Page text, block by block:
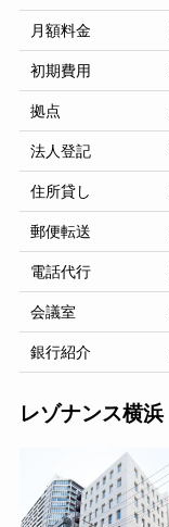
月額料金
初期費用
拠点
法人登記
住所貸し
郵便転送
電話代行
会議室
銀行紹介
レゾナンス横浜